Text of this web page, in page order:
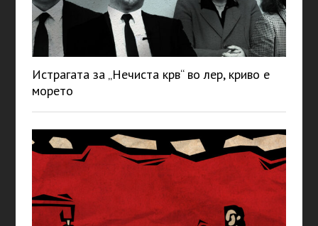
Истрагата за „Нечиста крв“ во лер, криво е
морето